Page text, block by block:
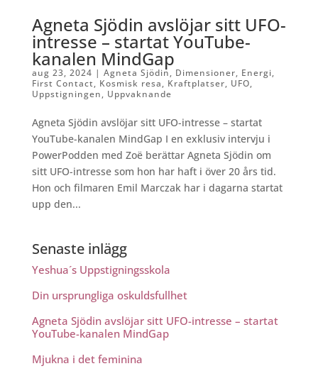
Agneta Sjödin avslöjar sitt UFO-
intresse – startat YouTube-
kanalen MindGap
aug 23, 2024 | Agneta Sjödin, Dimensioner, Energi,
First Contact, Kosmisk resa, Kraftplatser, UFO,
Uppstigningen, Uppvaknande
Agneta Sjödin avslöjar sitt UFO-intresse – startat
YouTube-kanalen MindGap I en exklusiv intervju i
PowerPodden med Zoë berättar Agneta Sjödin om
sitt UFO-intresse som hon har haft i över 20 års tid.
Hon och filmaren Emil Marczak har i dagarna startat
upp den...
Senaste inlägg
Yeshua´s Uppstigningsskola
Din ursprungliga oskuldsfullhet
Agneta Sjödin avslöjar sitt UFO-intresse – startat
YouTube-kanalen MindGap
Mjukna i det feminina